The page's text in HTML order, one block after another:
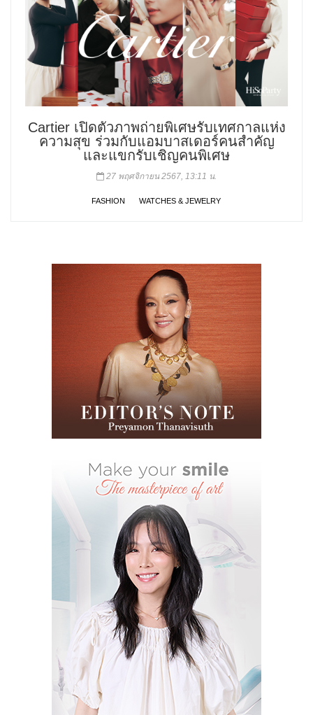
Cartier เปิดตัวภาพถ่ายพิเศษรับเทศกาลแห่ง
ความสุข ร่วมกับแอมบาสเดอร์คนสำคัญ
และแขกรับเชิญคนพิเศษ
27 พฤศจิกายน 2567, 13:11 น.
FASHION WATCHES & JEWELRY